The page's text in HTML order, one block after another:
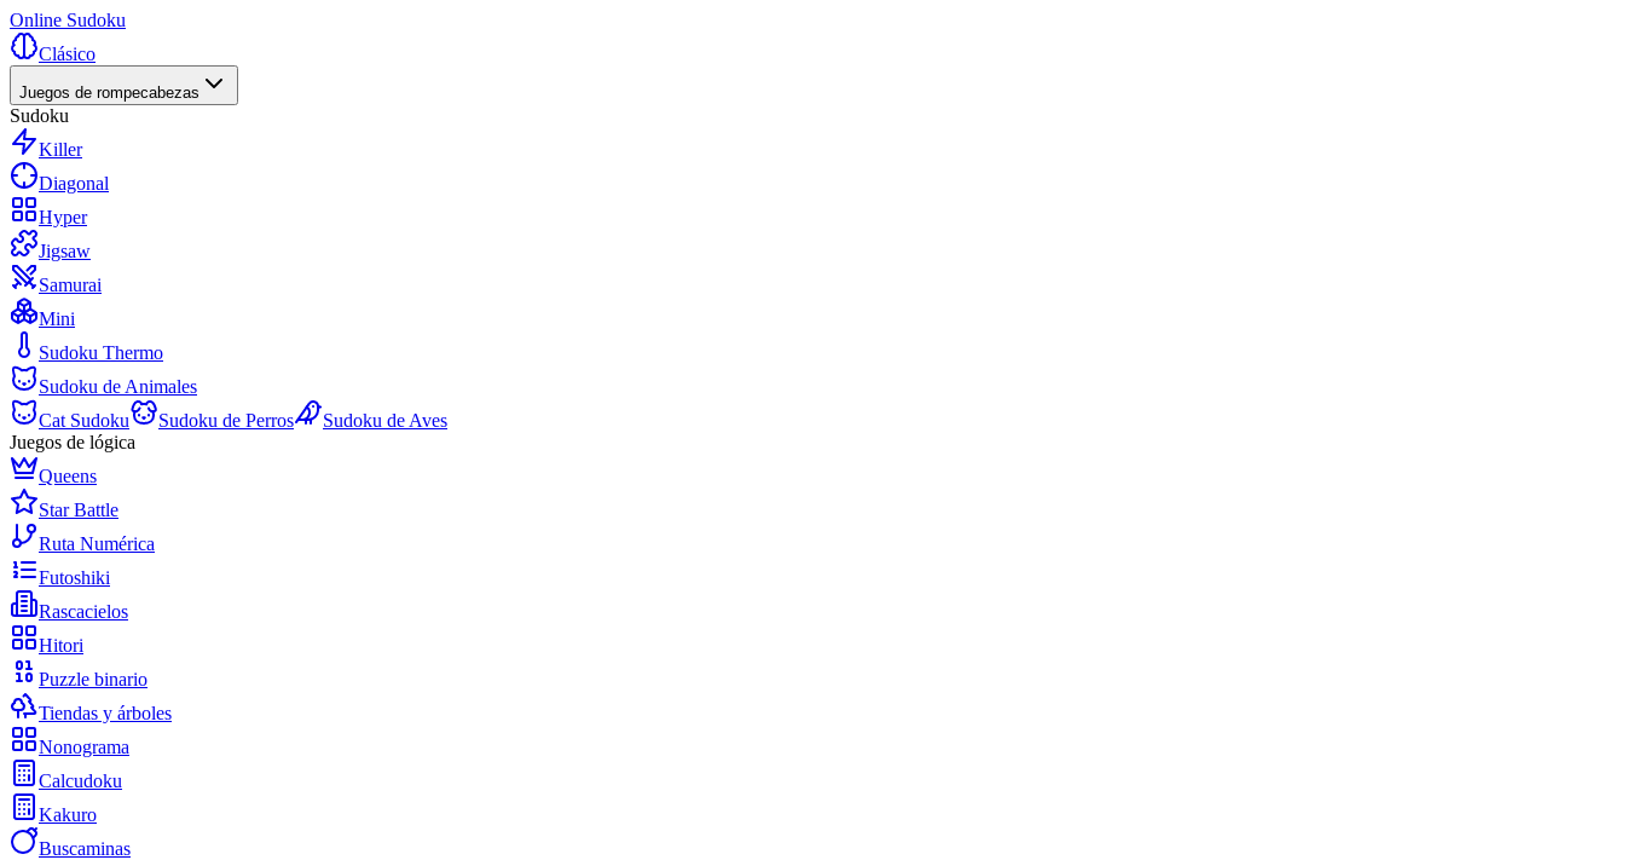
Online Sudoku
Clásico
Juegos de rompecabezas
Sudoku
Killer
Diagonal
Hyper
Jigsaw
Samurai
Mini
Sudoku Thermo
Sudoku de Animales
Cat Sudoku
Sudoku de Perros
Sudoku de Aves
Juegos de lógica
Queens
Star Battle
Ruta Numérica
Futoshiki
Rascacielos
Hitori
Puzzle binario
Tiendas y árboles
Nonograma
Calcudoku
Kakuro
Buscaminas